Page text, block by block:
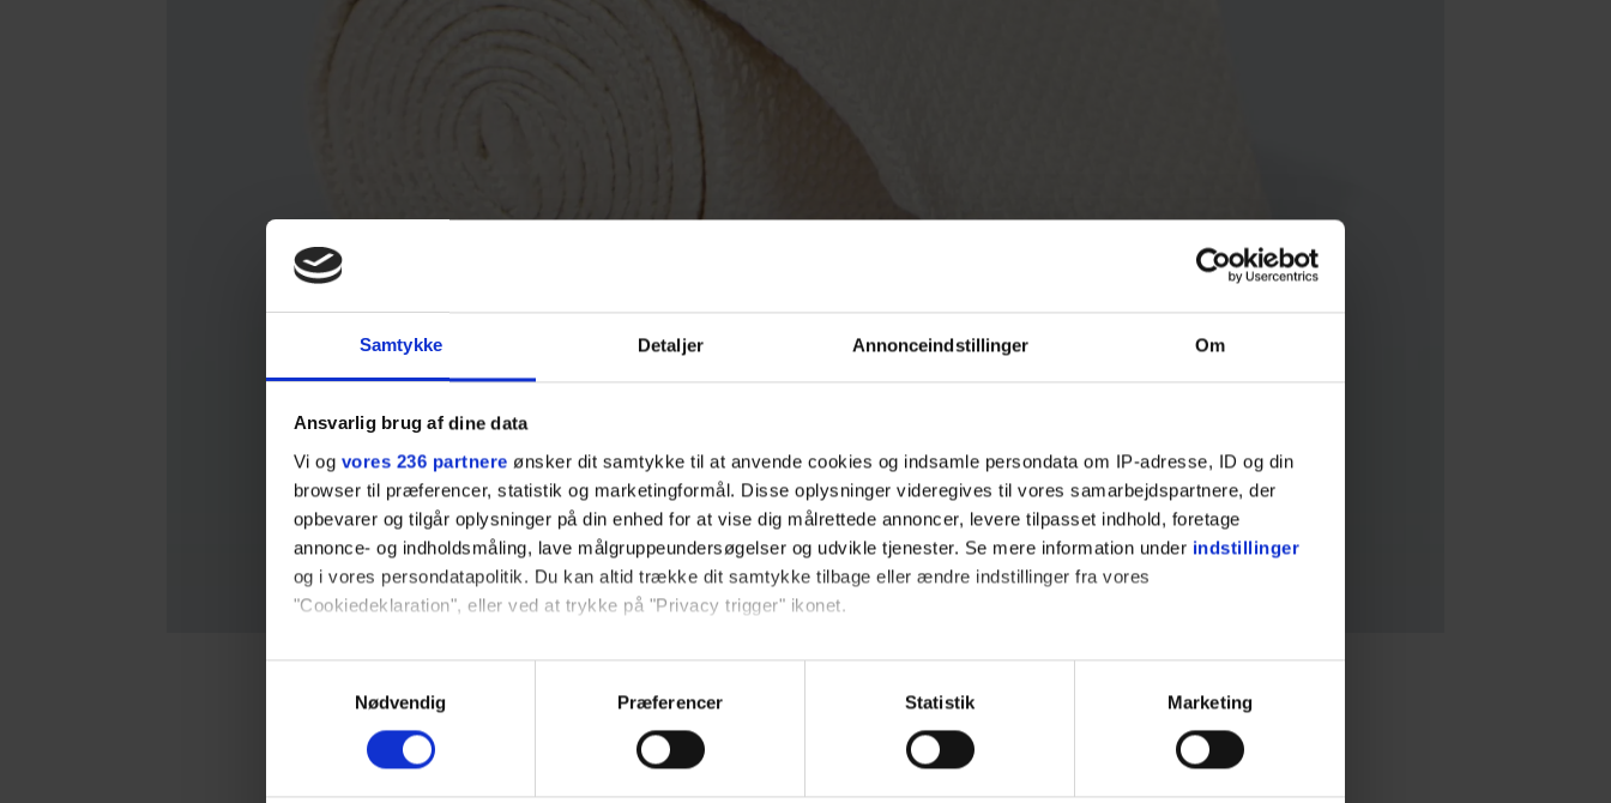
Samtykke Detaljer Annonceindstillinger Om
Ansvarlig brug af dine data
Vi og vores 236 partnere ønsker dit samtykke til at anvende cookies og indsamle persondata om IP-adresse, ID og din
browser til præferencer, statistik og marketingformål. Disse oplysninger videregives til vores samarbejdspartnere, der
opbevarer og tilgår oplysninger på din enhed for at vise dig målrettede annoncer, levere tilpasset indhold, foretage
annonce- og indholdsmåling, lave målgruppeundersøgelser og udvikle tjenester. Se mere information under indstillinger
og i vores persondatapolitik. Du kan altid trække dit samtykke tilbage eller ændre indstillinger fra vores
"Cookiedeklaration", eller ved at trykke på "Privacy trigger" ikonet.
Dine valg anvendes på hele websitet.
Vi ønsker dit samtykke til at indsamle og bruge data for at kunne levere og finansiere relevant journalistisk indhold til dig.
Nødvendig
Præferencer Statistik Marketing
Med fare for at lyde som en opblæst nar har jeg selv gået med slips i en
del år, hvilket betyder, at jeg – foruden en charmerende bedrevidenhed